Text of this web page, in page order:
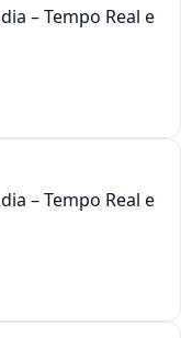
– Tempo Real e
– Tempo Real e